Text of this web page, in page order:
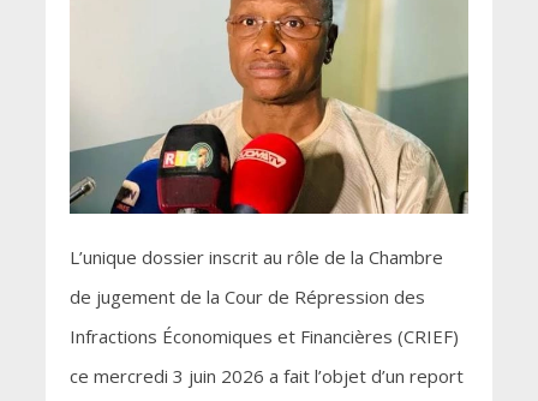
L’unique dossier inscrit au rôle de la Chambre
de jugement de la Cour de Répression des
Infractions Économiques et Financières (CRIEF)
ce mercredi 3 juin 2026 a fait l’objet d’un report